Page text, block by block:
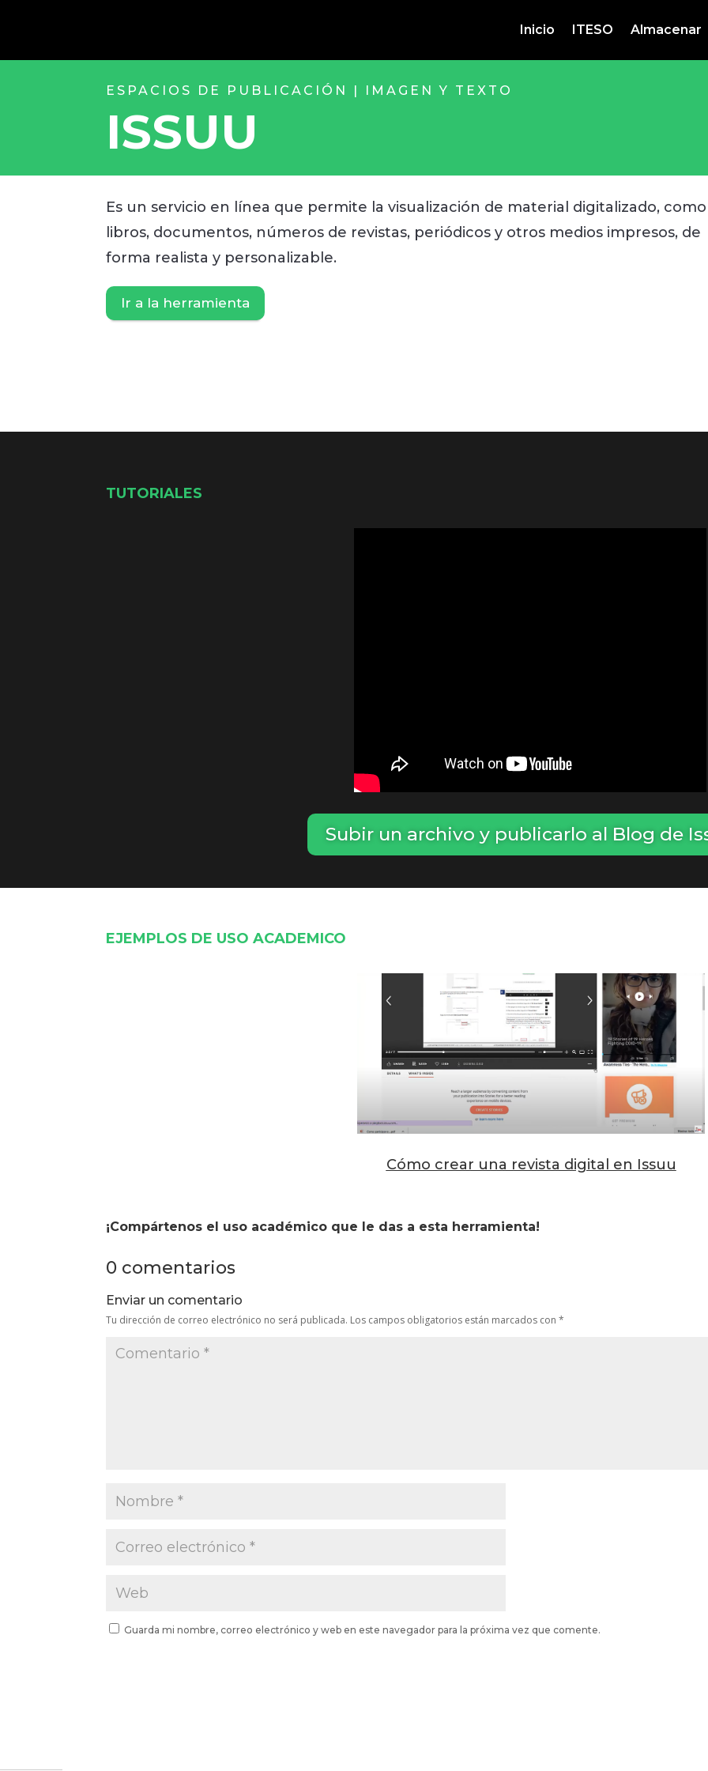
Inicio ITESO Almacenar
ESPACIOS DE PUBLICACIÓN | IMAGEN Y TEXTO
ISSUU
Es un servicio en línea que permite la visualización de material digitalizado, como
libros, documentos, números de revistas, periódicos y otros medios impresos, de
forma realista y personalizable.
Ir a la herramienta
TUTORIALES
Subir un archivo y publicarlo al Blog de
EJEMPLOS DE USO ACADEMICO
Cómo crear una revista digital en Issuu
¡Compártenos el uso académico que le das a esta herramienta!
0 comentarios
Enviar un comentario
Tu dirección de correo electrónico no será publicada. Los campos obligatorios están marcados con*
Guarda mi nombre, correo electrónico y web en este navegador para la próxima vez que comente.